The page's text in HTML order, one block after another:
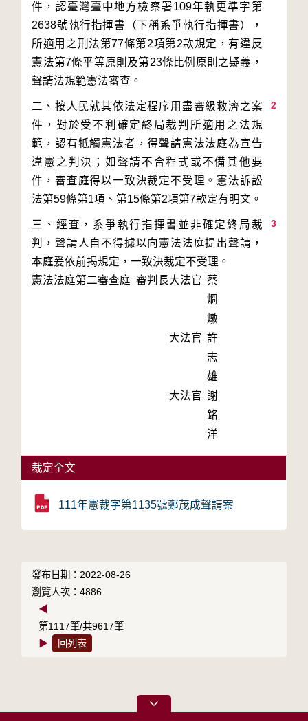
件，認臺灣臺中地方檢察署109年執更準字第
2638號執行指揮書（下稱系爭執行指揮書），
所適用之刑法第77條第2項第2款規定，有違反
憲法第7條平等原則及第23條比例原則之疑義，
2
二、按人民就其依法定程序用盡審級救濟之案
件，對於受不利確定終局裁判所適用之法規
範，認有牴觸憲法者，得聲請憲法法庭為宣告
違憲之判決；如聲請不合程式或不備其他要
件，審查庭得以一致決裁定不受理。憲法訴訟
3
三、經查，系爭執行指揮書並非確定終局裁
判，聲請人自不得據以向憲法法庭提出聲請，
本庭爰依前揭規定，一致決裁定不受理。
憲法法庭第二審查庭 審判長大法官 蔡
烱
燉
大法官 許
志
雄
大法官 謝
銘
洋
裁定全文
111年憲裁字第1135號鄭茂成聲請案
發布日期：2022-08-26
瀏覽人次：4886
◀
第1117筆/共9617筆
▶
回列表